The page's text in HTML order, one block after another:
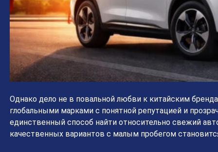
Однако дело не в повальной любви к китайским
глобальными марками с понятной репутацией и
единственный способ найти относительно свежий
качественных вариантов с малым пробегом